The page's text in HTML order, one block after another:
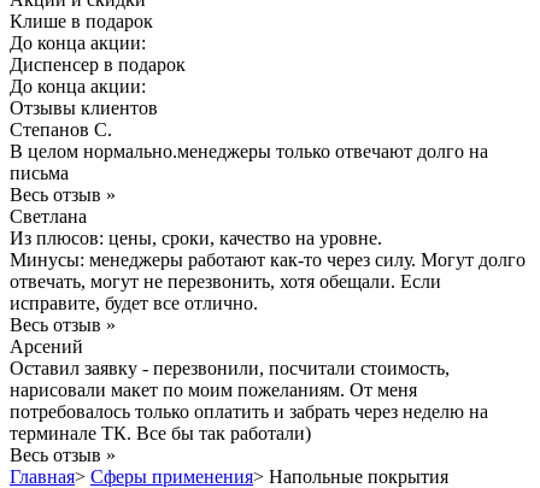
Клише в подарок
До конца акции:
Диспенсер в подарок
До конца акции:
Отзывы клиентов
Степанов С.
В целом нормально.менеджеры только отвечают долго на
письма
Весь отзыв »
Светлана
Из плюсов: цены, сроки, качество на уровне.
Минусы: менеджеры работают как-то через силу. Могут долго
отвечать, могут не перезвонить, хотя обещали. Если
исправите, будет все отлично.
Весь отзыв »
Арсений
Оставил заявку - перезвонили, посчитали стоимость,
нарисовали макет по моим пожеланиям. От меня
потребовалось только оплатить и забрать через неделю на
терминале ТК. Все бы так работали)
Весь отзыв »
Главная> Сферы применения> Напольные покрытия